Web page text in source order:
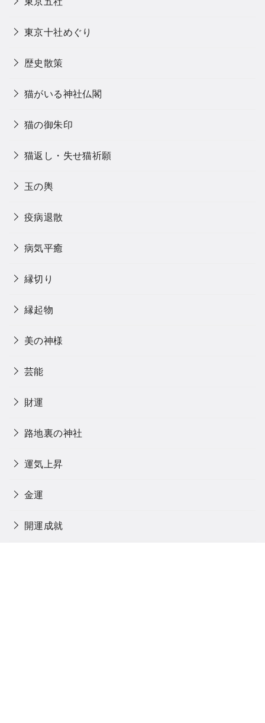
東京十社めぐり
歴史散策
猫がいる神社仏閣
猫の御朱印
猫返し・失せ猫祈願
玉の輿
疫病退散
病気平癒
縁切り
縁起物
美の神様
芸能
財運
路地裏の神社
運気上昇
金運
開運成就